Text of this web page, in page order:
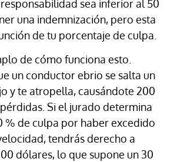
sea inferior al 50
una indemnización, pero esta
de tu porcentaje de culpa.
de cómo funciona esto.
un conductor ebrio se salta un
y te atropella, causándote 200
Si el jurado determina
% de culpa por haber excedido
tendrás derecho a
dólares, lo que supone un 30